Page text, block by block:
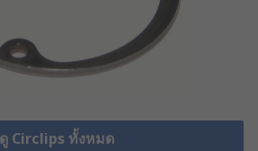
ดู Circlips ทั้งหมด